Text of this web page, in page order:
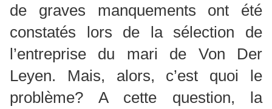
de graves manquements ont été
constatés lors de la sélection de
l’entreprise du mari de Von Der
Leyen. Mais, alors, c’est quoi le
problème? A cette question, la